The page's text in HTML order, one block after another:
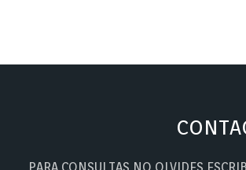
PARA CONSULTAS NO OLVIDES